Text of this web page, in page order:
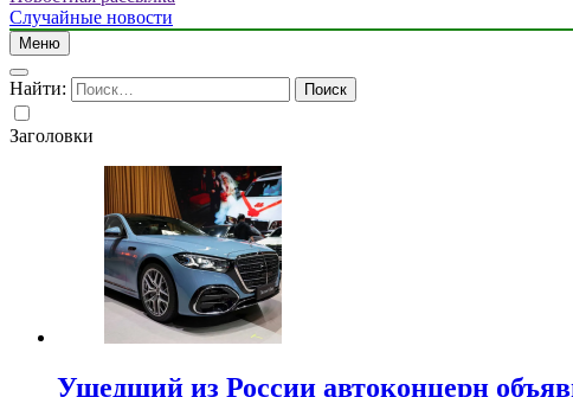
Случайные новости
Меню
Найти:
Заголовки
Ушедший из России автоконцерн